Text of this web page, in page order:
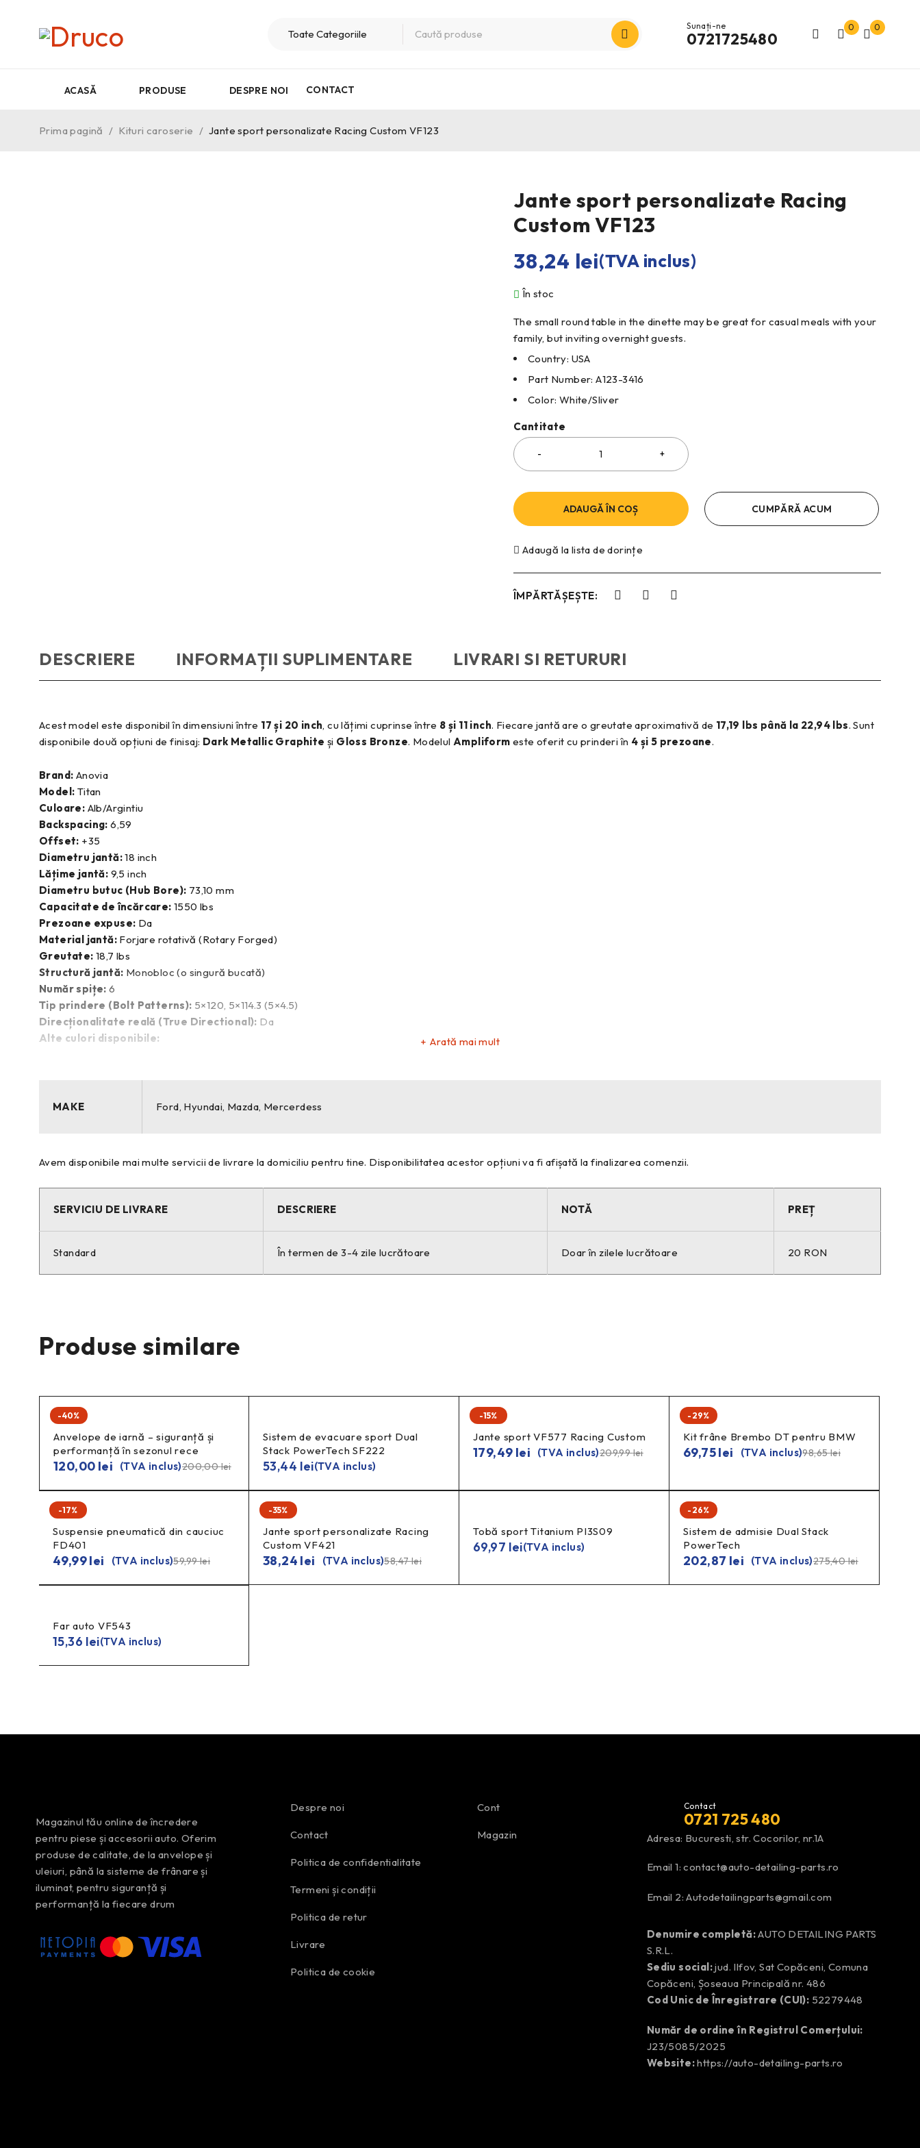
Sunați-ne
0721725480
0 0
ACASĂ PRODUSE DESPRE NOI CONTACT
Prima pagină / Kituri caroserie / Jante sport personalizate Racing Custom VF123
Jante sport personalizate Racing
Custom VF123
38,24 lei(TVA inclus)
În stoc
The small round table in the dinette may be great for casual meals with your
family, but inviting overnight guests.
Country: USA
Part Number: A123-3416
Color: White/Sliver
Cantitate
ADAUGĂ ÎN COȘ CUMPĂRĂ ACUM
Adaugă la lista de dorințe
ÎMPĂRTĂȘEȘTE:
DESCRIERE INFORMAȚII SUPLIMENTARE LIVRARI SI RETURURI
Acest model este disponibil în dimensiuni între 17 și 20 inch, cu lățimi cuprinse între 8 și 11 inch. Fiecare jantă are o greutate aproximativă de 17,19 lbs până la 22,94 lbs. Sunt
disponibile două opțiuni de finisaj: Dark Metallic Graphite și Gloss Bronze. ModelulAmpliform este oferit cu prinderi în 4 și 5 prezoane.
Brand: Anovia
Model: Titan
Culoare: Alb/Argintiu
Backspacing: 6,59
Offset: +35
Diametru jantă:18 inch
Lățime jantă: 9,5 inch
Diametru butuc (Hub Bore): 73,10 mm
Capacitate de încărcare: 1550 lbs
Prezoane expuse: Da
Material jantă: Forjare rotativă (Rotary Forged)
Greutate: 18,7 lbs
Structură jantă: Monobloc (o singură bucată)
Număr spițe: 6
Tip prindere (Bolt Patterns): 5×120, 5×114.3 (5×4.5)
Direcționalitate reală (True Directional): Da
Alte culori disponibile:
Arată mai mult
MAKE Ford, Hyundai, Mazda, Mercerdess
Avem disponibile mai multe servicii de livrare la domiciliu pentru tine. Disponibilitatea acestor opțiuni va fi afișată la finalizarea comenzii.
SERVICIU DE LIVRARE DESCRIERE NOTĂ PREȚ
Standard În termen de 3-4 zile lucrătoare Doar în zilele lucrătoare 20 RON
Produse similare
-40%
Anvelope de iarnă – siguranță și
performanță în sezonul rece
200,00lei
120,00 lei (TVA inclus)
Sistem de evacuare sport Dual
Stack PowerTech SF222
53,44 lei(TVA inclus)
-15%
Jante sport VF577 Racing Custom
209,99lei
179,49 lei (TVA inclus)
-29%
Kit frâne Brembo DT pentru BMW
98,65lei
69,75lei (TVA inclus)
-17%
Suspensie pneumatică din cauciuc
FD401
59,99lei
49,99lei (TVA inclus)
-35%
Jante sport personalizate Racing
Custom VF421
58,47lei
38,24 lei (TVA inclus)
Tobă sport Titanium PI3S09
69,97 lei(TVA inclus)
-26%
Sistem de admisie Dual Stack
PowerTech
275,40lei
202,87 lei (TVA inclus)
Far auto VF543
15,36 lei(TVA inclus)
Magazinul tău online de încredere
pentru piese și accesorii auto. Oferim
produse de calitate, de la anvelope și
uleiuri, până la sisteme de frânare și
iluminat, pentru siguranță și
performanță la fiecare drum
Despre noi
Contact
Politica de confidentialitate
Termeni și condiții
Politica de retur
Livrare
Politica de cookie
Cont
Magazin
Contact
0721 725 480
Adresa: Bucuresti, str. Cocorilor, nr.1A
Email 1:contact@auto-detailing-parts.ro
Email 2:Autodetailingparts@gmail.com
Denumire completă:AUTO DETAILING PARTS
S.R.L.
Sediu social:jud. Ilfov, Sat Copăceni, Comuna
Copăceni, Șoseaua Principală nr. 486
Cod Unic de Înregistrare (CUI): 52279448
Număr de ordine în Registrul Comerțului:
J23/5085/2025
Website:https://auto-detailing-parts.ro